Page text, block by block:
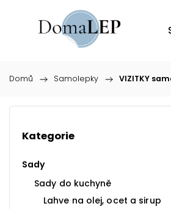
Domů / Samolepky / VIZITKY
Kategorie
Sady
Sady do kuchyně
Lahve na olej, ocet a sirup